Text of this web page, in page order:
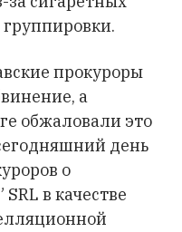
прокуроры
а
обжаловали это
день
о
в качестве